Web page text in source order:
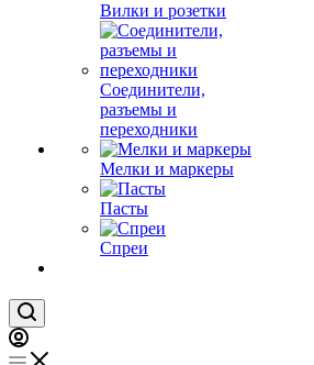
Вилки и розетки
Соединители,
разъемы и
переходники
Мелки и маркеры
Пасты
Спреи